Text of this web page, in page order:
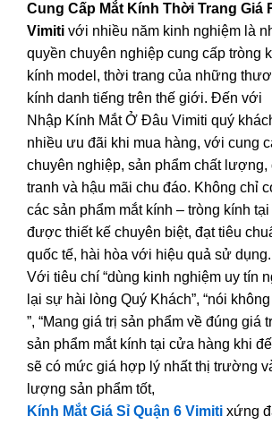
Cung Cấp Mắt Kính Thời Trang Giá
Vimiti với nhiều năm kinh nghiệm là
quyền chuyên nghiệp cung cấp tròng
kính model, thời trang của những
kính danh tiếng trên thế giới. Đến với
Nhập Kính Mắt Ở Đâu Vimiti quý
nhiều ưu đãi khi mua hàng, với cung
chuyên nghiệp, sản phẩm chất lượng,
tranh và hậu mãi chu đáo. Không chỉ
các sản phẩm mắt kính – tròng kính
được thiết kế chuyên biệt, đạt tiêu
quốc tế, hài hòa với hiệu quả sử dụng.
Với tiêu chí “dùng kinh nghiệm uy tín
lại sự hài lòng Quý Khách”, “nói
”, “Mang giá trị sản phẩm về đúng giá
sản phẩm mắt kính tại cửa hàng khi
sẽ có mức giá hợp lý nhất thị trường
lượng sản phẩm tốt,
Kính Mắt Giá Sỉ Quận 6 Vimiti xứng